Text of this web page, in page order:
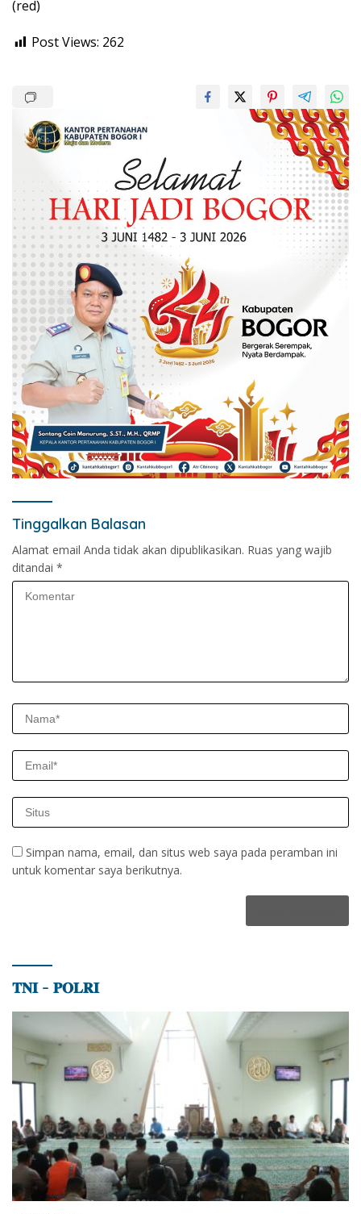
(red)
Post Views: 262
Tinggalkan Balasan
Alamat email Anda tidak akan dipublikasikan. Ruas yang wajib
ditandai *
Simpan nama, email, dan situs web saya pada peramban ini
untuk komentar saya berikutnya.
𝐓𝐍𝐈 – 𝐏𝐎𝐋𝐑𝐈